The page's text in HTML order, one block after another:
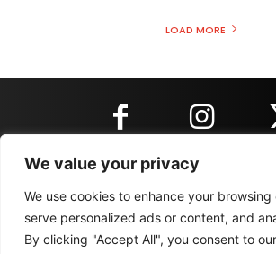
We value your privacy
We use cookies to enhance your browsing
serve personalized ads or content, and
By clicking "Accept All", you consent to
LOAD MORE
KONTAKT INFORMACIJE
IMPRESSUM MARKETING